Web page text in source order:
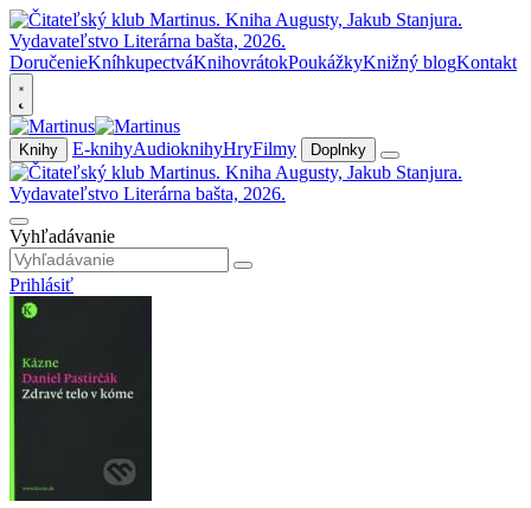
DoručenieKníhkupectváKnihovrátokPoukážkyKnižný blogKontakt
Knihy E-knihyAudioknihyHryFilmy Doplnky
Vyhľadávanie
Prihlásiť